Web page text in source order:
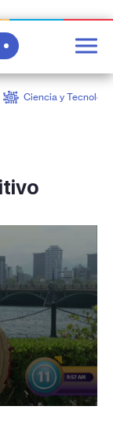
Ciencia y